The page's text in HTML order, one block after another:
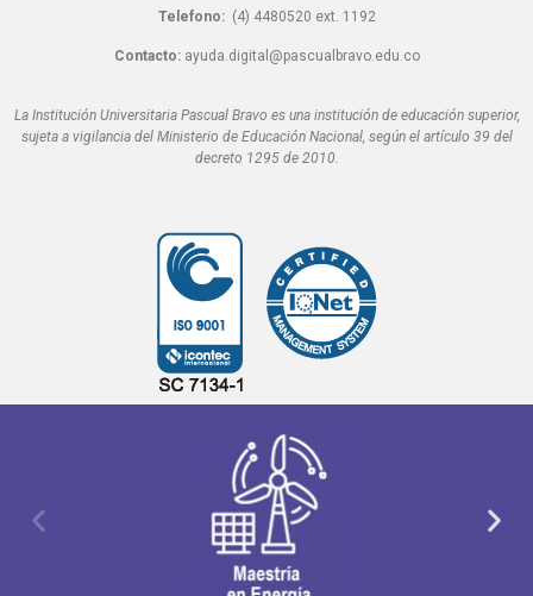
Telefono:(4) 4480520 ext. 1192
Contacto:ayuda.digital@pascualbravo.edu.co
La Institución Universitaria Pascual Bravo es una institución de educación superior,
sujeta a vigilancia del Ministerio de Educación Nacional, según el artículo 39 del
decreto 1295 de 2010.